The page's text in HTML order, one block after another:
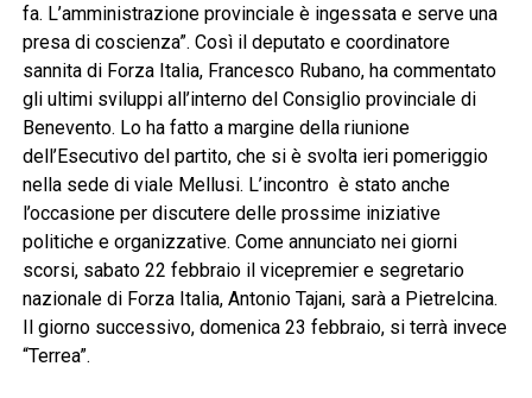
fa. L’amministrazione provinciale è ingessata e serve una
presa di coscienza”. Così il deputato e coordinatore
sannita di Forza Italia, Francesco Rubano, ha commentato
gli ultimi sviluppi all’interno del Consiglio provinciale di
Benevento. Lo ha fatto a margine della riunione
dell’Esecutivo del partito, che si è svolta ieri pomeriggio
nella sede di viale Mellusi. L’incontro è stato anche
l’occasione per discutere delle prossime iniziative
politiche e organizzative. Come annunciato nei giorni
scorsi, sabato 22 febbraio il vicepremier e segretario
nazionale di Forza Italia, Antonio Tajani, sarà a Pietrelcina.
Il giorno successivo, domenica 23 febbraio, si terrà invece
“Terrea”.